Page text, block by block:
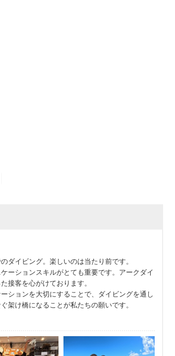
ダイビング。楽しいのは当たり前です。
ーションスキルがとても重要です。アークダイ
接客を心がけております。
ションを大切にすることで、ダイビングを通し
架け橋になることが私たちの願いです。